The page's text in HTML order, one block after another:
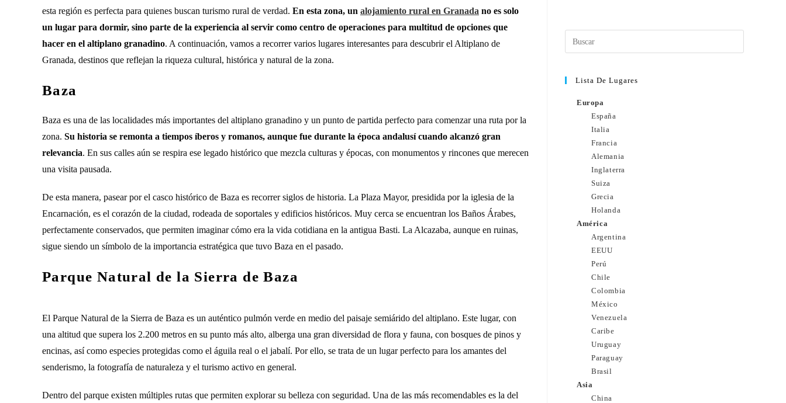
esta región es perfecta para quienes buscan turismo rural de verdad. En esta zona, un alojamiento rural en Granada no es solo
un lugar para dormir, sino parte de la experiencia al servir como centro de operaciones para multitud de opciones que
hacer en el altiplano granadino. A continuación, vamos a recorrer varios lugares interesantes para descubrir el Altiplano de
Granada, destinos que reflejan la riqueza cultural, histórica y natural de la zona.
Baza
Baza es una de las localidades más importantes del altiplano granadino y un punto de partida perfecto para comenzar una ruta por la
zona. Su historia se remonta a tiempos íberos y romanos, aunque fue durante la época andalusí cuando alcanzó gran
relevancia. En sus calles aún se respira ese legado histórico que mezcla culturas y épocas, con monumentos y rincones que merecen
una visita pausada.
De esta manera, pasear por el casco histórico de Baza es recorrer siglos de historia. La Plaza Mayor, presidida por la iglesia de la
Encarnación, es el corazón de la ciudad, rodeada de soportales y edificios históricos. Muy cerca se encuentran los Baños Árabes,
perfectamente conservados, que permiten imaginar cómo era la vida cotidiana en la antigua Basti. La Alcazaba, aunque en ruinas,
sigue siendo un símbolo de la importancia estratégica que tuvo Baza en el pasado.
Parque Natural de la Sierra de Baza
El Parque Natural de la Sierra de Baza es un auténtico pulmón verde en medio del paisaje semiárido del altiplano. Este lugar, con
una altitud que supera los 2.200 metros en su punto más alto, alberga una gran diversidad de flora y fauna, con bosques de pinos y
encinas, así como especies protegidas como el águila real o el jabalí. Por ello, se trata de un lugar perfecto para los amantes del
senderismo, la fotografía de naturaleza y el turismo activo en general.
Dentro del parque existen múltiples rutas que permiten explorar su belleza con seguridad. Una de las más recomendables es la del
Lista De Lugares
Europa
España
Italia
Francia
Alemania
Inglaterra
Suiza
Grecia
Holanda
América
Argentina
EEUU
Perú
Chile
Colombia
México
Venezuela
Caribe
Uruguay
Paraguay
Brasil
Asia
China